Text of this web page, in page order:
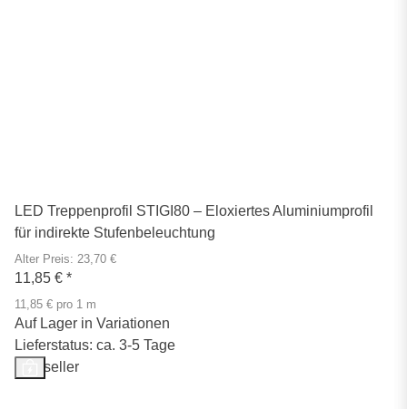
LED Treppenprofil STIGI80 – Eloxiertes Aluminiumprofil
für indirekte Stufenbeleuchtung
Alter Preis: 23,70 €
11,85 € *
11,85 € pro 1 m
Auf Lager in Variationen
Lieferstatus: ca. 3-5 Tage
Bestseller